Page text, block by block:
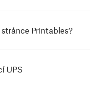
Printables?
UPS